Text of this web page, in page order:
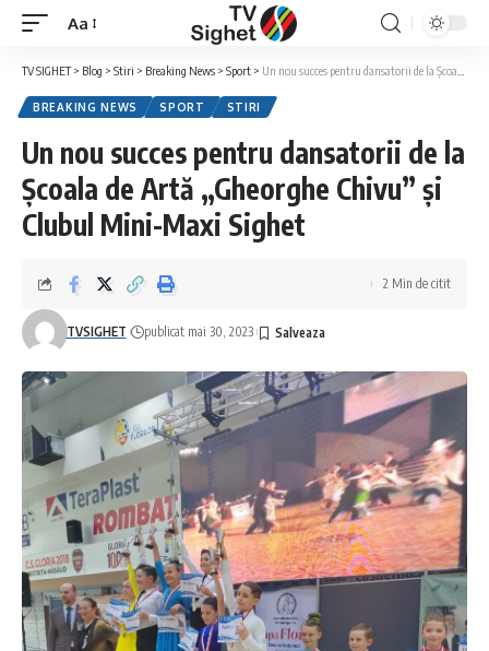
Font
Resizer
Aa
TV SIGHET> Blog > Stiri > Breaking News > Sport > Un nou succes pentru dansatorii de la Școala de Artă „Gheorghe Chivu” și Clubul Mini-Maxi Sighet
BREAKING NEWS SPORT STIRI
Un nou succes pentru dansatorii de la
Școala de Artă „Gheorghe Chivu” și
Clubul Mini-Maxi Sighet
TVSIGHET publicat mai 30, 2023
2 Min de citit